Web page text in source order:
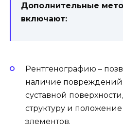
Дополнительные
включают:
Рентгенографию –
наличие повреждений
суставной
структуру и положение
элементов.